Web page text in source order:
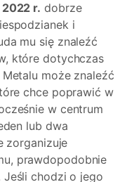
r. dobrze
i
mu się znaleźć
które dotychczas
Metalu może znaleźć
chce poprawić w
w centrum
lub dwa
zorganizuje
prawdopodobnie
Jeśli chodzi o jego